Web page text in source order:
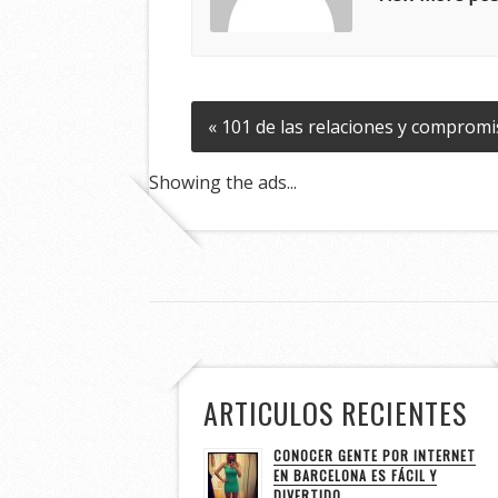
« 101 de las relaciones y
Showing the ads...
ARTICULOS RECIENTES
CONOCER GENTE POR INTERNET
EN BARCELONA ES FÁCIL Y